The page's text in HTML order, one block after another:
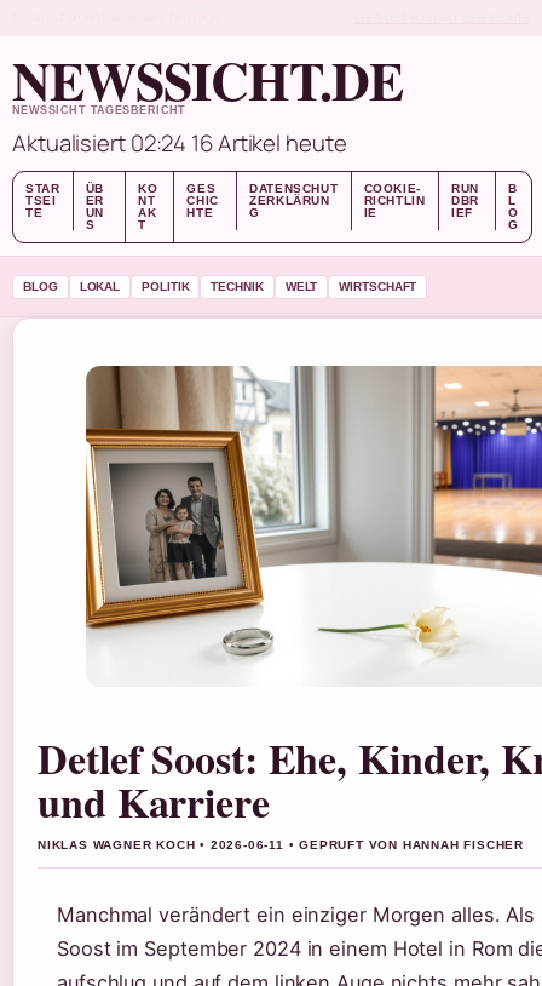
NEWSSICHT.DE
NEWSSICHT TAGESBERICHT
Aktualisiert 02:24 16 Artikel heute
STAR
TSEI
TE
ÜB
ER
UN
S
KO
NT
AK
T
GES
CHIC
HTE
DATENSCHUT
ZERKLÄRUN
G
COOKIE-
RICHTLIN
IE
RUN
DBR
IEF
B
L
O
G
BLOG LOKAL POLITIK TECHNIK WELT WIRTSCHAFT
Detlef Soost: Ehe, Kinder,
und Karriere
NIKLAS WAGNER KOCH • 2026-06-11 • GEPRUFT VON HANNAH FISCHER
Manchmal verändert ein einziger Morgen alles. Als
Soost im September 2024 in einem Hotel in Rom